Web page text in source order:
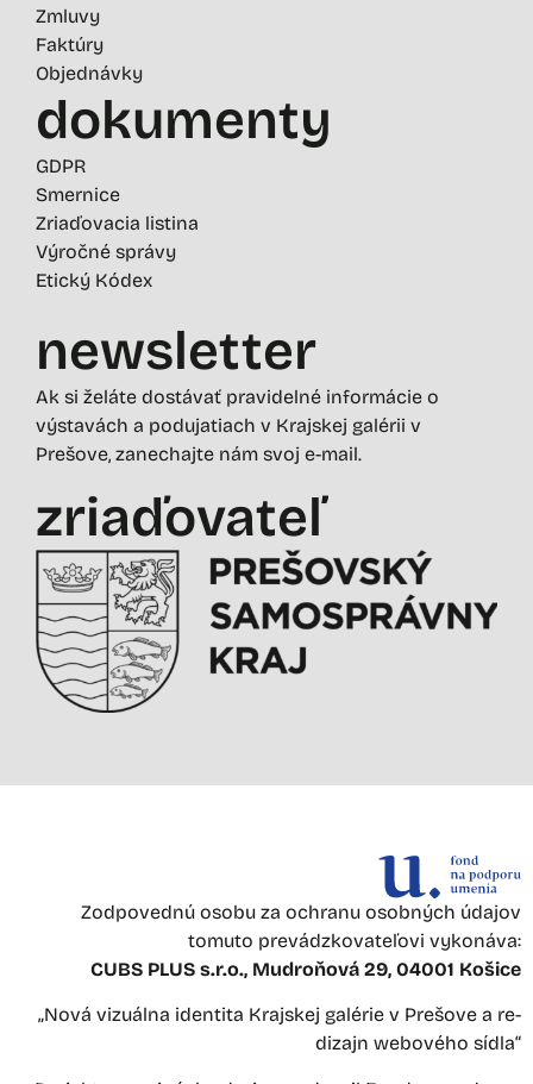
Zmluvy
Faktúry
Objednávky
dokumenty
GDPR
Smernice
Zriaďovacia listina
Výročné správy
Etický Kódex
newsletter
Ak si želáte dostávať pravidelné informácie o
výstavách a podujatiach v Krajskej galérii v
Prešove, zanechajte nám svoj e-mail.
zriaďovateľ
Zodpovednú osobu za ochranu osobných údajov
tomuto prevádzkovateľovi vykonáva:
CUBS PLUS s.r.o., Mudroňová 29, 04001 Košice
„Nová vizuálna identita Krajskej galérie v Prešove a re-
dizajn webového sídla“